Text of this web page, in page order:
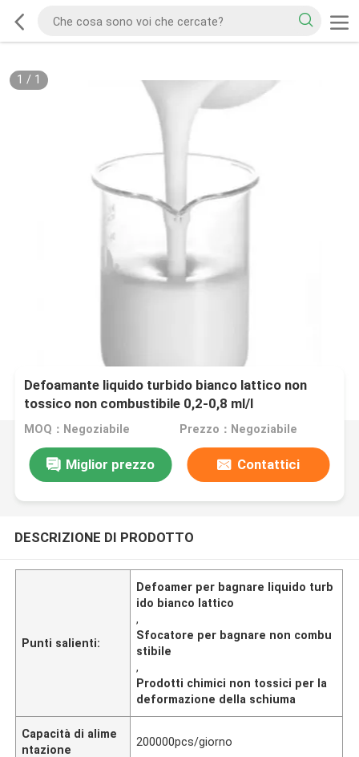
1 / 1
Defoamante liquido turbido bianco lattico non
tossico non combustibile 0,2-0,8 ml/l
MOQ：Negoziabile Prezzo：Negoziabile
Miglior prezzo Contattici
DESCRIZIONE DI PRODOTTO
Punti salienti:
Defoamer per bagnare liquido turb
ido bianco lattico
,
Sfocatore per bagnare non combu
stibile
,
Prodotti chimici non tossici per la
deformazione della schiuma
Capacità di alime
ntazione
200000pcs/giorno